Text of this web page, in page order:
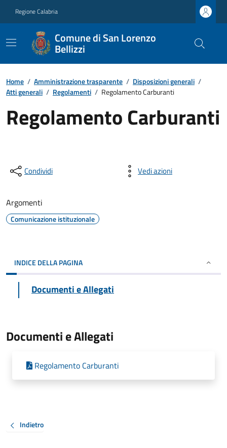
Regione Calabria
Comune di San Lorenzo
Bellizzi
Home / Amministrazione trasparente / Disposizioni generali /
Atti generali / Regolamenti / Regolamento Carburanti
Regolamento Carburanti
Condividi Vedi azioni
Argomenti
Comunicazione istituzionale
INDICE DELLA PAGINA
Documenti e Allegati
Documenti e Allegati
Regolamento Carburanti
Indietro